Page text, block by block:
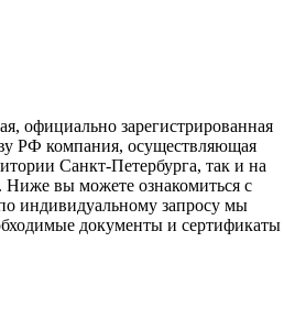
официально зарегистрированная
РФ компания, осуществляющая
Санкт-Петербурга, так и на
Ниже вы можете ознакомиться с
индивидуальному запросу мы
документы и сертификаты